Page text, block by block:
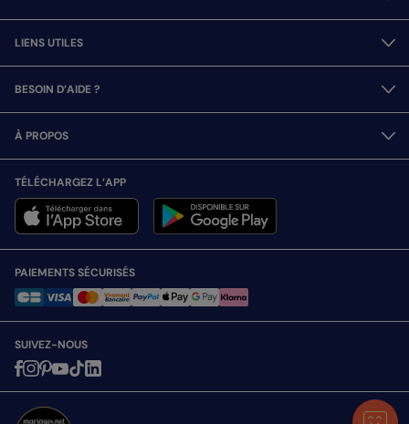
LIENS UTILES
BESOIN D’AIDE ?
À PROPOS
TÉLÉCHARGEZ L’APP
PAIEMENTS SÉCURISÉS
SUIVEZ-NOUS